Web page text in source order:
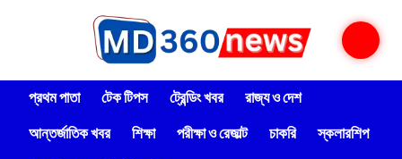
প্রথম পাতা টেক টিপস ট্রেন্ডিং খবর
রাজ্য ও দেশ
আন্তর্জাতিক খবর
শিক্ষা পরীক্ষা ও রেজাল্ট চাকরি
স্কলারশিপ